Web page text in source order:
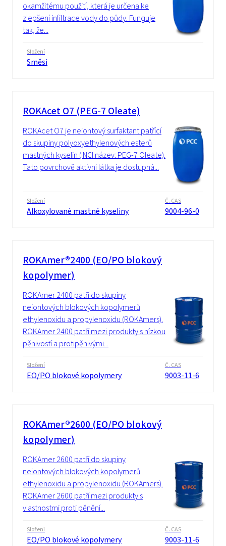
okamžitému použití, která je určena ke
zlepšení infiltrace vody do půdy. Funguje
tak, že...
Složení
Směsi
ROKAcet O7 (PEG-7 Oleate)
ROKAcet O7 je neiontový surfaktant patřící
do skupiny polyoxyethylenových esterů
mastných kyselin (INCI název: PEG-7 Oleate).
Tato povrchově aktivní látka je dostupná...
Složení
Alkoxylované mastné kyseliny
Č. CAS
9004-96-0
ROKAmer®2400 (EO/PO blokový
kopolymer)
ROKAmer 2400 patří do skupiny
neiontových blokových kopolymerů
ethylenoxidu a propylenoxidu (ROKAmers).
ROKAmer 2400 patří mezi produkty s nízkou
pěnivostí a protipěnivými...
Složení
EO/PO blokové kopolymery
Č. CAS
9003-11-6
ROKAmer®2600 (EO/PO blokový
kopolymer)
ROKAmer 2600 patří do skupiny
neiontových blokových kopolymerů
ethylenoxidu a propylenoxidu (ROKAmers).
ROKAmer 2600 patří mezi produkty s
vlastnostmi proti pěnění...
Složení
EO/PO blokové kopolymery
Č. CAS
9003-11-6